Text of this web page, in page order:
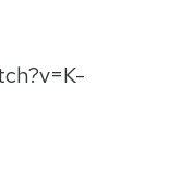
Idee